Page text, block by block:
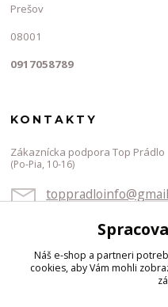
Prešov
08001
0917058789
KONTAKTY
Zákaznícka podpora Top Prádlo
(Po-Pia, 10-16)
Náš e-shop a partneri
cookies, aby Vám mohli